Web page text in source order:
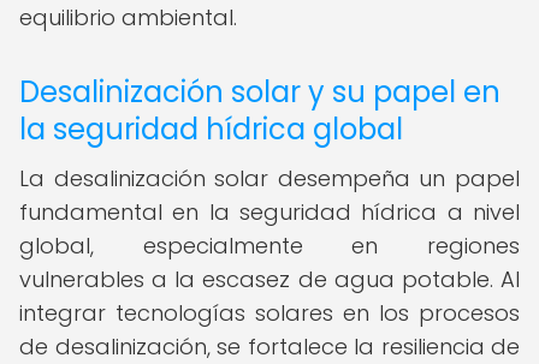
equilibrio ambiental.
Desalinización solar y su papel en
la seguridad hídrica global
La desalinización solar desempeña un papel
fundamental en la seguridad hídrica a nivel
global, especialmente en regiones
vulnerables a la escasez de agua potable. Al
integrar tecnologías solares en los procesos
de desalinización, se fortalece la resiliencia de